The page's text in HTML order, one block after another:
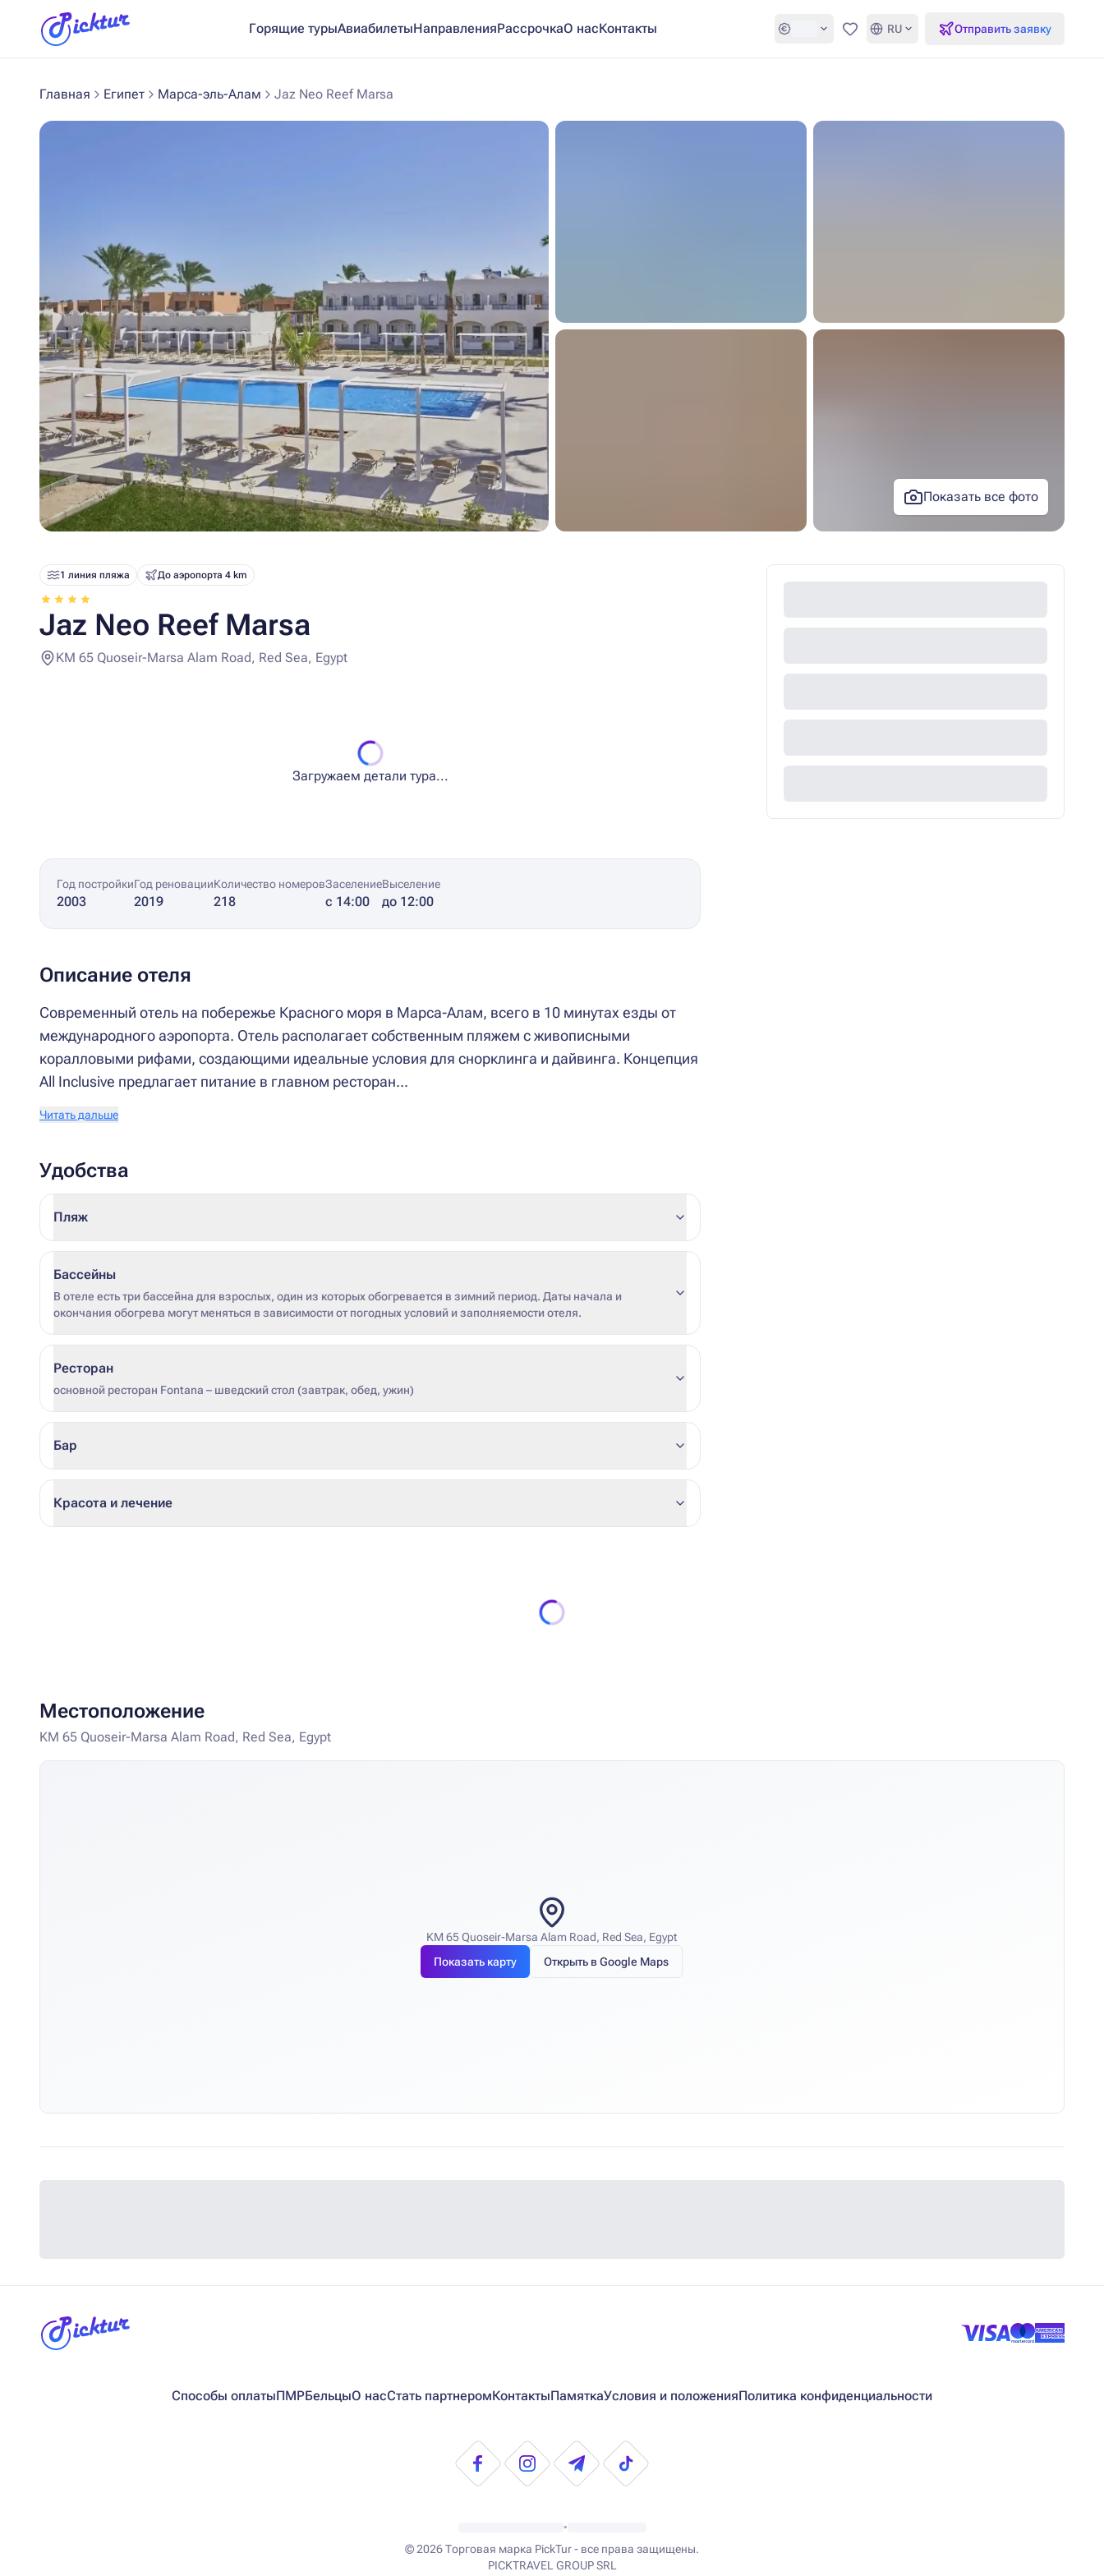
Горящие турыАвиабилетыНаправленияРассрочкаО насКонтакты Избранное
RU Отправить заявку
Главная Египет Марса-эль-Алам Jaz Neo Reef Marsa
Показать все фото
1 линия пляжа До аэропорта 4 km
Jaz Neo Reef Marsa
KM 65 Quoseir-Marsa Alam Road, Red Sea, Egypt
Загружаем детали тура...
Год постройки
2003
Год реновации
2019
Количество номеров
218
Заселение
с 14:00
Выселение
до 12:00
Описание отеля
Современный отель на побережье Красного моря в Марса-Алам, всего в 10 минутах езды от
международного аэропорта. Отель располагает собственным пляжем с живописными
коралловыми рифами, создающими идеальные условия для снорклинга и дайвинга. Концепция
All Inclusive предлагает питание в главном ресторан...
Читать дальше
Удобства
Пляж
Бассейны
В отеле есть три бассейна для взрослых, один из которых обогревается в зимний период. Даты начала и
окончания обогрева могут меняться в зависимости от погодных условий и заполняемости отеля.
Ресторан
основной ресторан Fontana – шведский стол (завтрак, обед, ужин)
Бар
Красота и лечение
Местоположение
KM 65 Quoseir-Marsa Alam Road, Red Sea, Egypt
KM 65 Quoseir-Marsa Alam Road, Red Sea, Egypt
Показать карту
Открыть в Google Maps
Способы оплатыПМРБельцыО насСтать партнеромКонтактыПамяткаУсловия и положенияПолитика конфиденциальности
•
© 2026Торговая марка PickTur - все права защищены.
PICKTRAVEL GROUP SRL